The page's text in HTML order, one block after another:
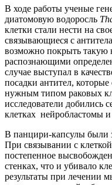
В ходе работы ученые
диатомовую водоросль
клетки стали нести на
связывающиеся с
возможно покрыть такую
распознающими
случае выступал в
посадки антител,
нужным типом раковых
исследователи добились
клетках нейробластомы
В панцири-капсулы были
При связывании с
постепенное
стенках, что и убивало
результаты при лечении